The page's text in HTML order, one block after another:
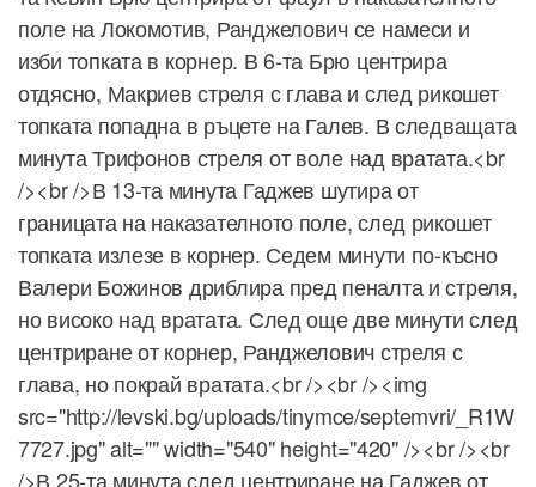
поле на Локомотив, Ранджелович се намеси и
изби топката в корнер. В 6-та Брю центрира
отдясно, Макриев стреля с глава и след рикошет
топката попадна в ръцете на Галев. В следващата
минута Трифонов стреля от воле над вратата.<br
/><br />В 13-та минута Гаджев шутира от
границата на наказателното поле, след рикошет
топката излезе в корнер. Седем минути по-късно
Валери Божинов дриблира пред пеналта и стреля,
но високо над вратата. След още две минути след
центриране от корнер, Ранджелович стреля с
глава, но покрай вратата.<br /><br /><img
src="http://levski.bg/uploads/tinymce/septemvri/_R1W
7727.jpg" alt="" width="540" height="420" /><br /><br
/>В 25-та минута след центриране на Гаджев от